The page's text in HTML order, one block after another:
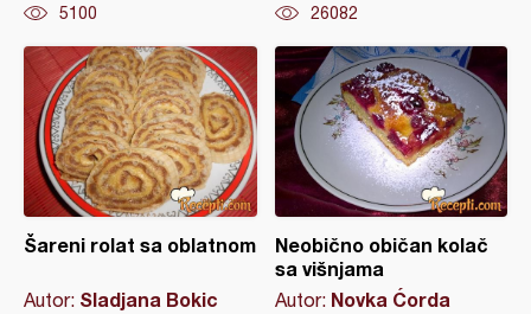
5100 26082
Šareni rolat sa oblatnom
Autor: Sladjana Bokic
Neobično običan kolač
sa višnjama
Autor: Novka Ćorda